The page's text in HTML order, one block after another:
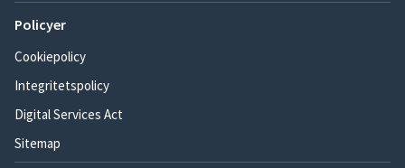
Policyer
Cookiepolicy
Integritetspolicy
Digital Services Act
Sitemap